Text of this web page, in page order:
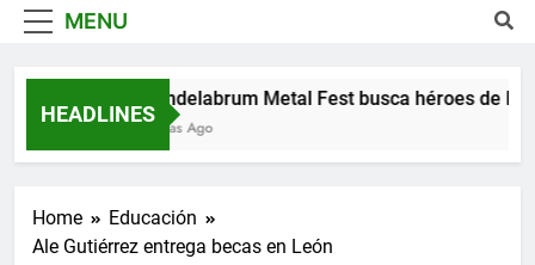
MENU
HEADLINES
Candelabrum Metal Fest busca héroes de León
3 Días Ago
Home
Educación
Ale Gutiérrez entrega becas en León